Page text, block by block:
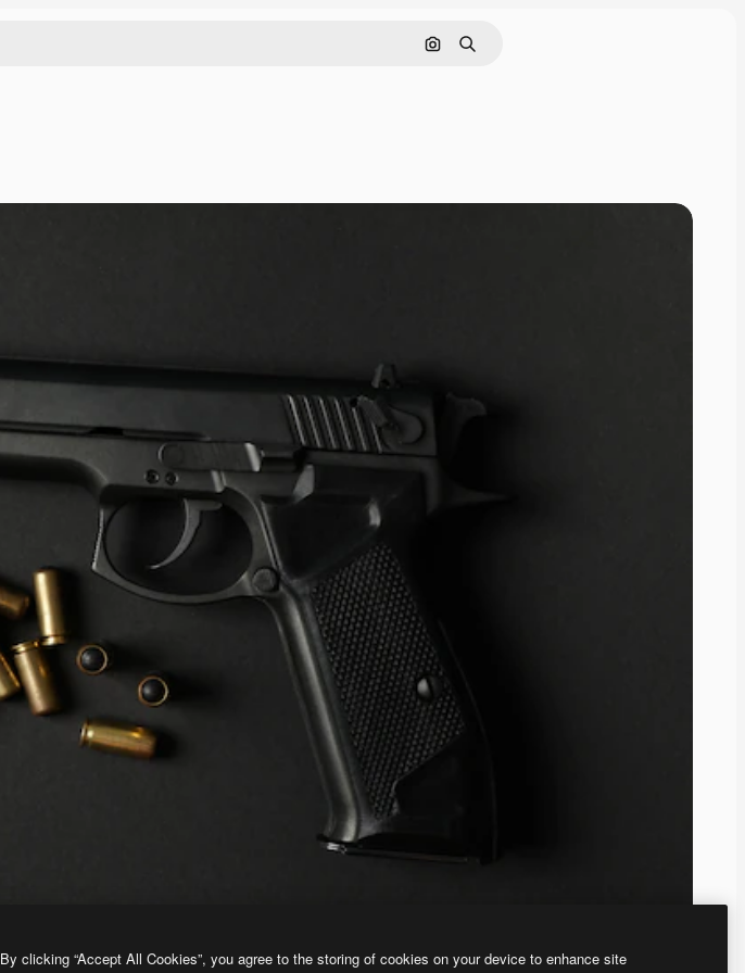
画像で検索
検索
By clicking “Accept All Cookies”, you agree to the storing of cookies on your device to enhance site